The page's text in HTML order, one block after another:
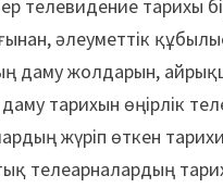
телевидение
әлеуметтік
даму жолдарын,
тарихын өңірлік
жүріп өткен
телеарналардың